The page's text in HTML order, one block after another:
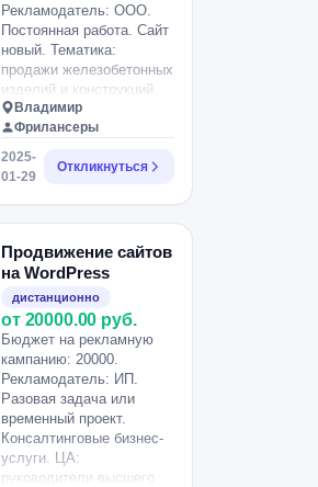
Рекламодатель: ООО.
Постоянная работа. Сайт
новый. Тематика:
продажи железобетонных
изделий и конструкций.
Регион поставок
ограничен
целесообразностью
доставки.
Владимир
Фрилансеры
2025-
01-29
Откликнуться
Продвижение сайтов
на WordPress
дистанционно
от 20000.00 руб.
Бюджет на рекламную
кампанию: 20000.
Рекламодатель: ИП.
Разовая задача или
временный проект.
Консалтинговые бизнес-
услуги. ЦА:
руководители высшего